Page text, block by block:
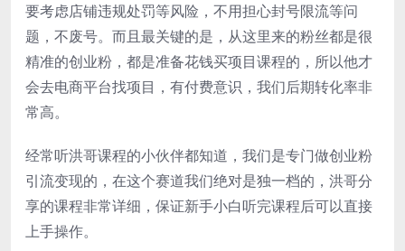
要考虑店铺违规处罚等风险，不用担心封号限流等问
题，不废号。而且最关键的是，从这里来的粉丝都是很
精准的创业粉，都是准备花钱买项目课程的，所以他才
会去电商平台找项目，有付费意识，我们后期转化率非
常高。
经常听洪哥课程的小伙伴都知道，我们是专门做创业粉
引流变现的，在这个赛道我们绝对是独一档的，洪哥分
享的课程非常详细，保证新手小白听完课程后可以直接
上手操作。